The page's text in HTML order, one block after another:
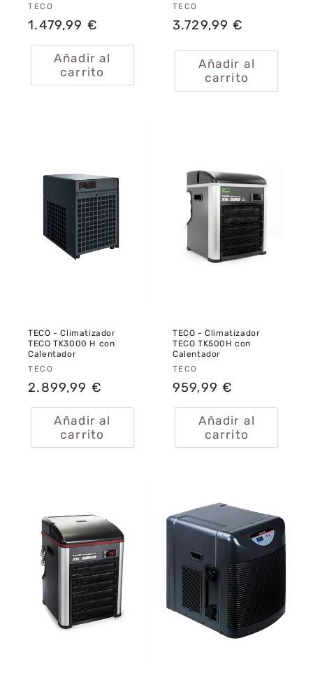
Proveedor:
TECO
Precio
habitual
1.479,99 €
Añadir al
carrito
Proveedor:
TECO
Precio
3.729,99 €
Añadir al
carrito
TECO - Climatizador
TECO TK3000 H con
Calentador
Proveedor:
TECO
Precio
habitual
2.899,99 €
Añadir al
carrito
TECO - Climatizador
TECO TK500H con
Calentador
Proveedor:
TECO
Precio
habitual
959,99 €
Añadir al
carrito